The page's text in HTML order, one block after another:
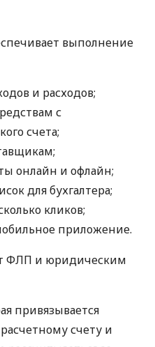
выполнение
и расходов;
с
счета;
онлайн и офлайн;
для бухгалтера;
кликов;
приложение.
ФЛП и юридическим
привязывается
счету и